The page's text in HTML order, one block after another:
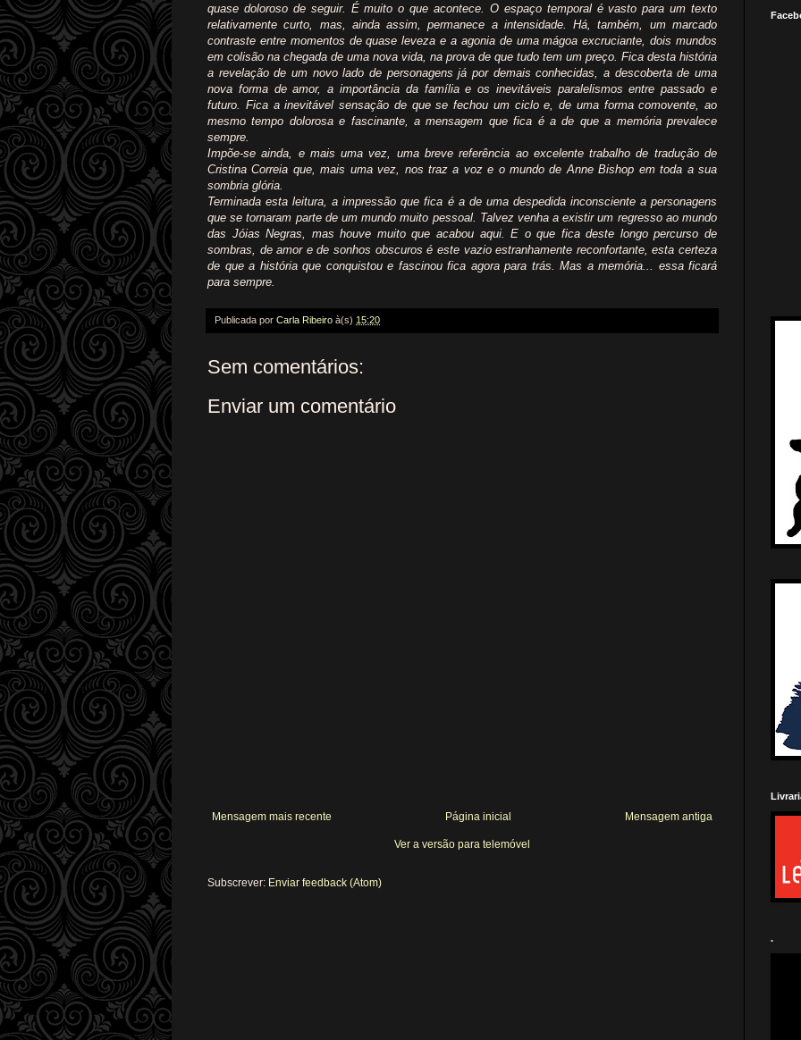
quase doloroso de seguir. É muito o que acontece. O espaço temporal é vasto para um texto
relativamente curto, mas, ainda assim, permanece a intensidade. Há, também, um marcado
contraste entre momentos de quase leveza e a agonia de uma mágoa excruciante, dois mundos
em colisão na chegada de uma nova vida, na prova de que tudo tem um preço. Fica desta história
a revelação de um novo lado de personagens já por demais conhecidas, a descoberta de uma
nova forma de amor, a importância da família e os inevitáveis paralelismos entre passado e
futuro. Fica a inevitável sensação de que se fechou um ciclo e, de uma forma comovente, ao
mesmo tempo dolorosa e fascinante, a mensagem que fica é a de que a memória prevalece
sempre.
Impõe-se ainda, e mais uma vez, uma breve referência ao excelente trabalho de tradução de
Cristina Correia que, mais uma vez, nos traz a voz e o mundo de Anne Bishop em toda a sua
sombria glória.
Terminada esta leitura, a impressão que fica é a de uma despedida inconsciente a personagens
que se tornaram parte de um mundo muito pessoal. Talvez venha a existir um regresso ao mundo
das Jóias Negras, mas houve muito que acabou aqui. E o que fica deste longo percurso de
sombras, de amor e de sonhos obscuros é este vazio estranhamente reconfortante, esta certeza
de que a história que conquistou e fascinou fica agora para trás. Mas a memória... essa ficará
para sempre.
Publicada por Carla Ribeiro à(s) 15:20
Sem comentários:
Enviar um comentário
Mensagem mais recente Mensagem antiga
Página inicial
Ver a versão para telemóvel
Subscrever: Enviar feedback (Atom)
.